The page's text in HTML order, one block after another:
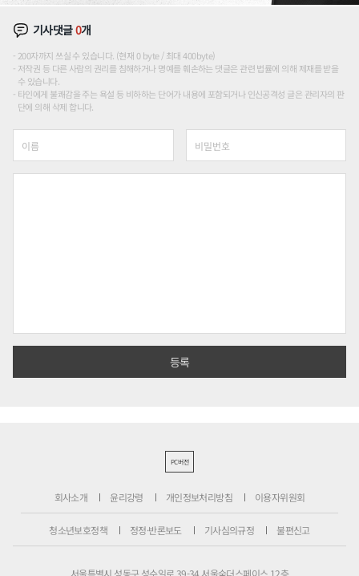
기사댓글0개
200자까지 쓰실 수 있습니다. (현재 0 byte / 최대 400byte)
저작권 등 다른 사람의 권리를 침해하거나 명예를 훼손하는 댓글은 관련 법률에 의해 제재를 받을
수 있습니다.
타인에게 불쾌감을 주는 욕설 등 비하하는 단어가 내용에 포함되거나 인신공격성 글은 관리자의 판
단에 의해 삭제 합니다.
PC버전
회사소개 윤리강령 개인정보처리방침 이용자위원회
청소년보호정책 정정·반론보도 기사심의규정 불편신고